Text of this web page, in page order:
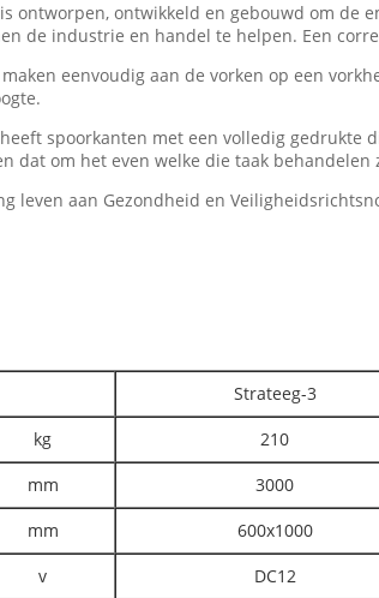
ontworpen, ontwikkeld en gebouwd om
de industrie en handel te helpen. Een
eenvoudig aan de vorken op een
spoorkanten met een volledig
dat om het even welke die taak
leven aan Gezondheid en
Strateeg-3
kg
210
mm
3000
mm
600x1000
v
DC12